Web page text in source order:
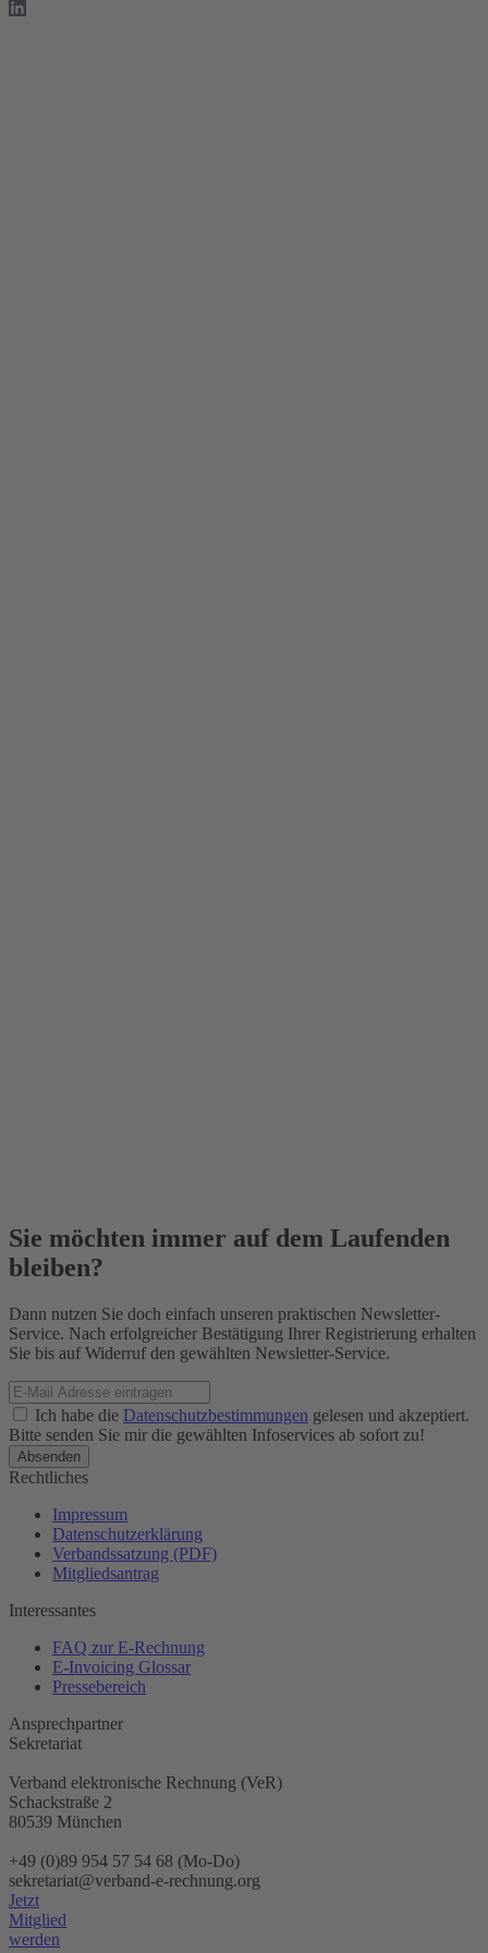
Sie möchten immer auf dem Laufenden
bleiben?
Dann nutzen Sie doch einfach unseren praktischen Newsletter-
Service. Nach erfolgreicher Bestätigung Ihrer Registrierung erhalten
Sie bis auf Widerruf den gewählten Newsletter-Service.
Ich habe die Datenschutzbestimmungen gelesen und akzeptiert.
Bitte senden Sie mir die gewählten Infoservices ab sofort zu!
Rechtliches
Impressum
Datenschutzerklärung
Verbandssatzung (PDF)
Mitgliedsantrag
Interessantes
FAQ zur E-Rechnung
E-Invoicing Glossar
Pressebereich
Ansprechpartner
Sekretariat
Verband elektronische Rechnung (VeR)
Schackstraße 2
80539 München
+49 (0)89 954 57 54 68 (Mo-Do)
sekretariat@verband-e-rechnung.org
Jetzt
Mitglied
werden